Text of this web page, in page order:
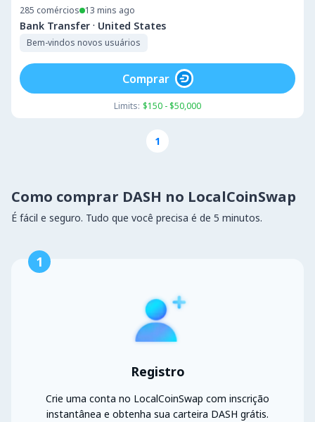
285 comércios 13 mins ago
Bank Transfer · United States
Bem-vindos novos usuários
Limits: $150 - $50,000
Comprar
1
Como comprar DASH no LocalCoinSwap
É fácil e seguro. Tudo que você precisa é de 5 minutos.
1
Registro
Crie uma conta no LocalCoinSwap com inscrição
instantânea e obtenha sua carteira DASH grátis.